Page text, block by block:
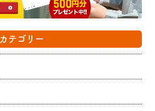
カテゴリー